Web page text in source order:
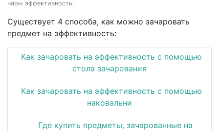
чары эффективность.
Существует 4 способа, как можно зачаровать
предмет на эффективность:
Как зачаровать на эффективность с помощью
стола зачарования
Как зачаровать на эффективность с помощью
наковальни
Где купить предметы, зачарованные на